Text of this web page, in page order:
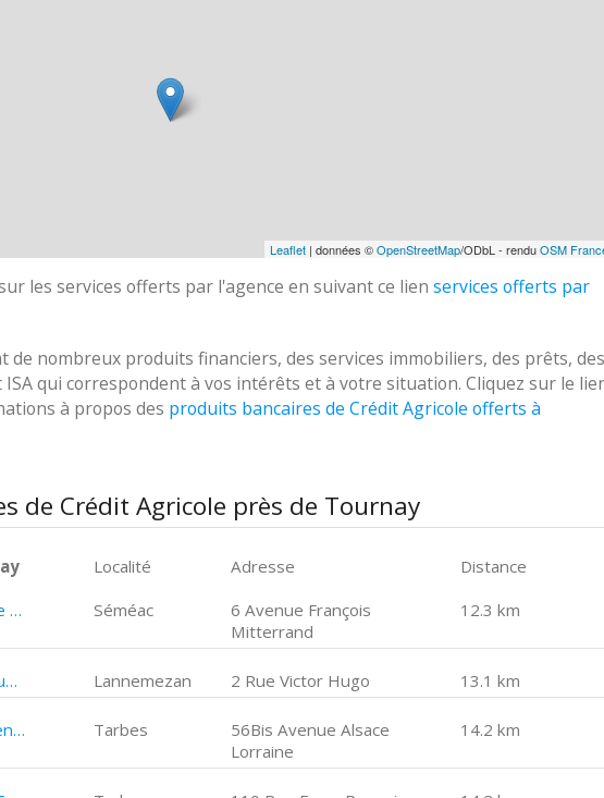
Leaflet| données ©OpenStreetMap/ODbL - renduOSM
les services offerts par l'agence en suivant ce lien services offerts par
de nombreux produits financiers, des services immobiliers, des prêts, des
qui correspondent à vos intérêts et à votre situation. Cliquez sur le
à propos des produits bancaires de Crédit Agricole offerts à
de Crédit Agricole près de Tournay
Localité Adresse
Distance
Crédit Agricole Séméac 6 Avenue François Mitterrand
Séméac
6 Avenue François
Mitterrand
12.3 km
Crédit Agricole Lannemezan 2 Rue Victor Hugo Lannemezan 2 Rue Victor Hugo 13.1 km
Crédit Agricole Tarbes 56Bis Avenue Alsace Lorraine Tarbes
56Bis Avenue Alsace
Lorraine
14.2 km